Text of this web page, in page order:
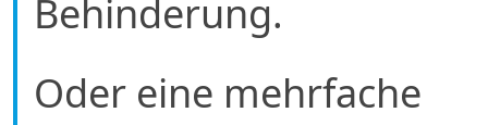
Behinderung.
Oder eine mehrfache